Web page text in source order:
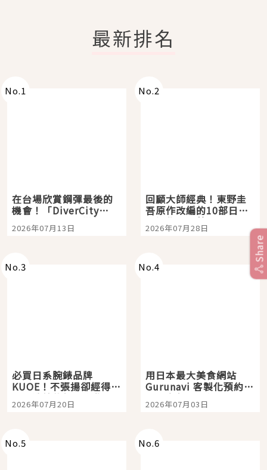
最新排名
No.1
在台場欣賞鋼彈最後的
機會！「DiverCity
Tokyo Plaza」搭船、
購物、美食及夜景，一
2026年07月13日
No.2
回顧大師經典！東野圭
吾原作改編的10部日本
影視作品推薦
2026年07月28日
No.3
必買日系腕錶品牌
KUOE！不張揚卻經得起
時間洗鍊的經典之作五
選
2026年07月20日
No.4
用日本最大美食網站
Gurunavi 客製化預約九
大都市餐廳，打造專屬
美食體驗！
2026年07月03日
No.5 No.6
Share